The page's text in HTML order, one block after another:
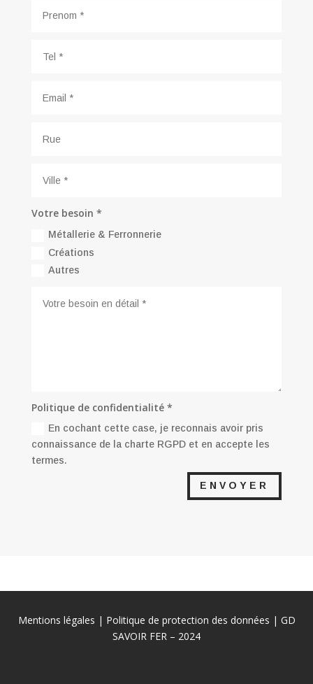
Votre besoin *
Métallerie & Ferronnerie
Créations
Autres
Politique de confidentialité *
En cochant cette case, je reconnais avoir pris
connaissance de la charte RGPD et en accepte les
termes.
ENVOYER
Mentions légales | Politique de protection des données | GD
SAVOIR FER – 2024